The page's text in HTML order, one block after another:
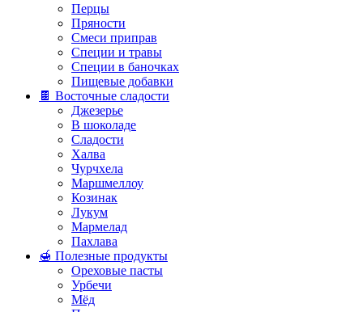
Перцы
Пряности
Смеси приправ
Специи и травы
Специи в баночках
Пищевые добавки
🍫 Восточные сладости
Джезерье
В шоколаде
Сладости
Халва
Чурчхела
Маршмеллоу
Козинак
Лукум
Мармелад
Пахлава
🍯 Полезные продукты
Ореховые пасты
Урбечи
Мёд